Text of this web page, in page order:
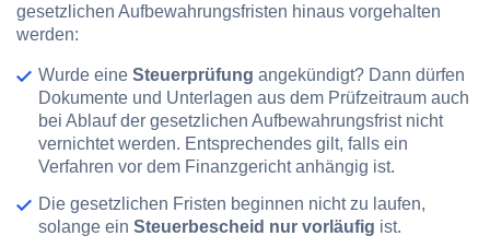
gesetzlichen Aufbewahrungsfristen hinaus vorgehalten
werden:
Wurde eine Steuerprüfung angekündigt? Dann dürfen
Dokumente und Unterlagen aus dem Prüfzeitraum auch
bei Ablauf der gesetzlichen Aufbewahrungsfrist nicht
vernichtet werden. Entsprechendes gilt, falls ein
Verfahren vor dem Finanzgericht anhängig ist.
Die gesetzlichen Fristen beginnen nicht zu laufen,
solange ein Steuerbescheid nur vorläufig ist.